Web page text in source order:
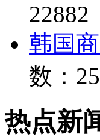
22882
韩国
数：
热点新